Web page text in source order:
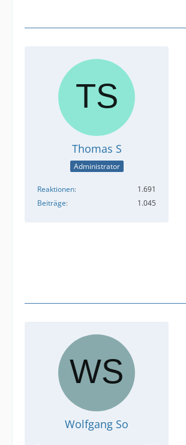
Thomas S
Administrator
Reaktionen
1.691
Beiträge
1.045
Wolfgang So